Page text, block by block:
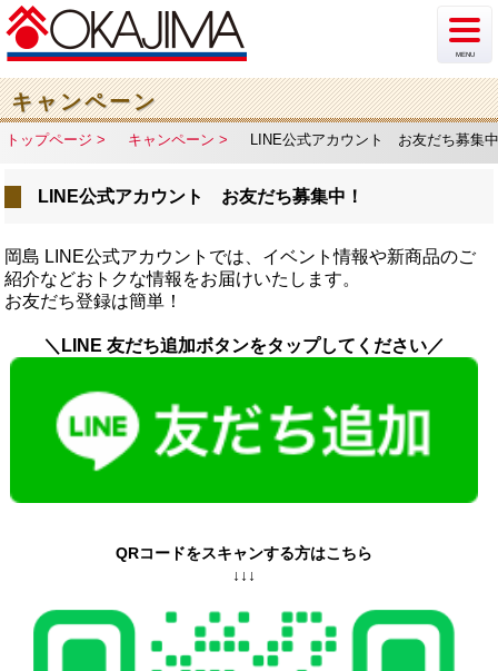
MENU
新着情報
イベント
チラシ・カタログ
ショップ案内
フロア案内
駐車場情報
アクセス
キャンペーン
トップページ キャンペーン LINE公式アカウント お友だち募集
LINE公式アカウント お友だち募集中！
岡島 LINE公式アカウントでは、イベント情報や新商品のご
紹介などおトクな情報をお届けいたします。
お友だち登録は簡単！
＼LINE 友だち追加ボタンをタップしてください／
QRコードをスキャンする方はこちら
↓↓↓